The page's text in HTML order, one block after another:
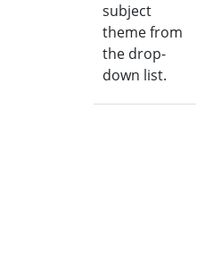
subject
theme from
the drop-
down list.